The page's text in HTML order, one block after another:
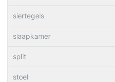
siertegels
slaapkamer
split
stoel